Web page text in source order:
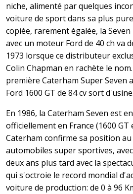
niche, alimenté par quelques
voiture de sport dans sa plus
copiée, rarement égalée, la
avec un moteur Ford de 40 ch va
1973 lorsque ce distributeur
Colin Chapman en rachète le
première Caterham Super Seven
Ford 1600 GT de 84 cv sort d'usine.
En 1986, la Caterham Seven est
officiellement en France (1600 GT
Caterham confirme sa position au
automobiles super sportives,
deux ans plus tard avec la
qui s'octroie le record mondial
voiture de production: de 0 à 96